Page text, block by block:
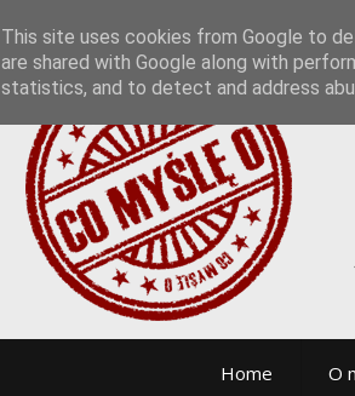
Home O
This site uses cookies from Google to
are shared with Google along with
statistics, and to detect and address